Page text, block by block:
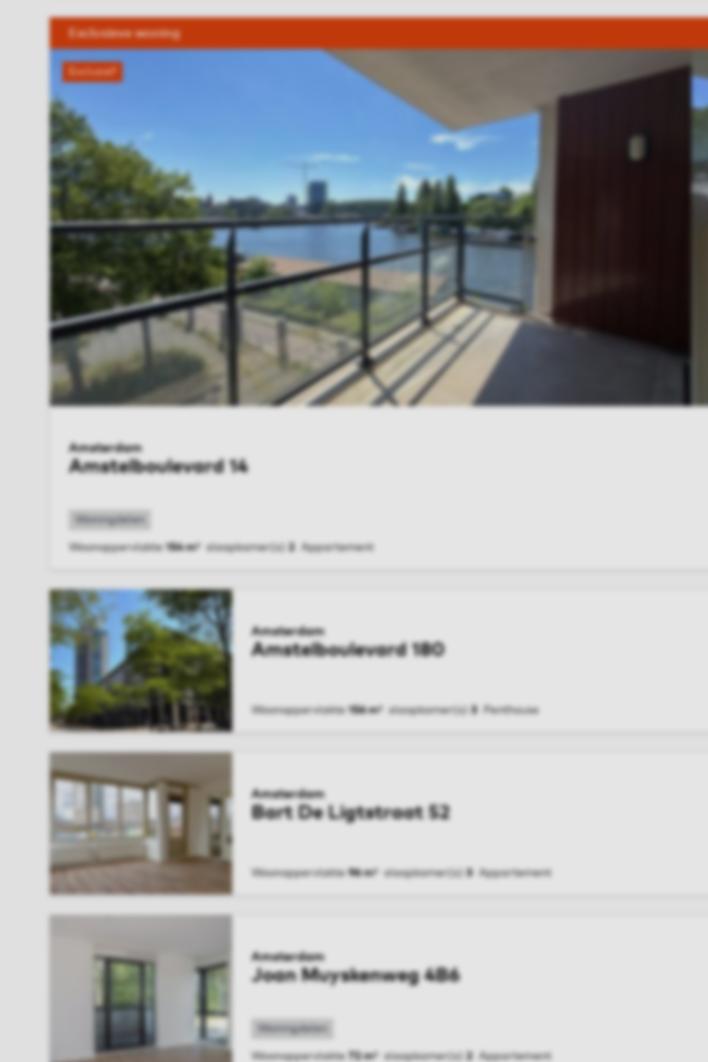
Exclusieve woning
Exclusief
Amstelboulevard 14
Amsterdam
Woningdelen
Woonoppervlakte 154 m² slaapkamer(s) Appartement
BEKIJK WONING
Amstelboulevard 180
Amsterdam
Woonoppervlakte 156 m² slaapkamer(s) 3 Penthouse
Bart De Ligtstraat 52
Amsterdam
Woonoppervlakte96 m² slaapkamer(s) 3 Appartement
Joan Muyskenweg 4B6
Amsterdam
Woningdelen
Woonoppervlakte 72 m² slaapkamer(s) Appartement